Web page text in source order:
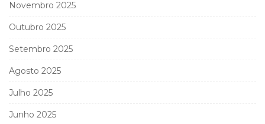
Novembro 2025
Outubro 2025
Setembro 2025
Agosto 2025
Julho 2025
Junho 2025